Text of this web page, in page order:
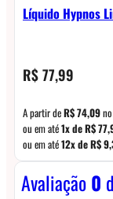
Líquido Hypnos
R$77,99
A partir deR$74,09
ou em até1x deR$
ou em até12x deR$
Avaliação0